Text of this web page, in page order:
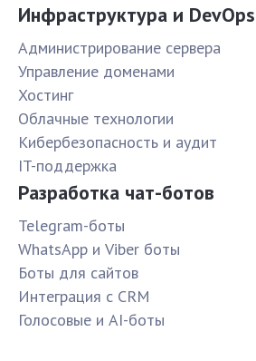
Инфраструктура и DevOps
Администрирование сервера
Управление доменами
Хостинг
Облачные технологии
Кибербезопасность и аудит
IT-поддержка
Разработка чат-ботов
Telegram-боты
WhatsApp и Viber боты
Боты для сайтов
Интеграция с CRM
Голосовые и AI-боты